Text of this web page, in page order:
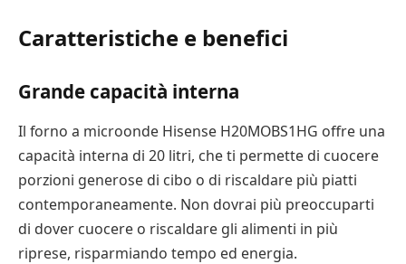
Caratteristiche e benefici
Grande capacità interna
Il forno a microonde Hisense H20MOBS1HG offre una
capacità interna di 20 litri, che ti permette di cuocere
porzioni generose di cibo o di riscaldare più piatti
contemporaneamente. Non dovrai più preoccuparti
di dover cuocere o riscaldare gli alimenti in più
riprese, risparmiando tempo ed energia.